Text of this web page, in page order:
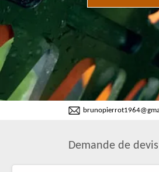
Demande de